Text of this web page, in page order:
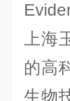
上
的高
生物